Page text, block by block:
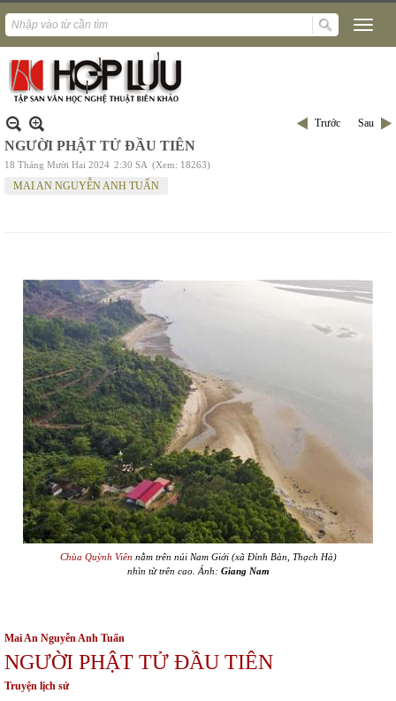
Trước Sau
NGƯỜI PHẬT TỬ ĐẦU TIÊN
18 Tháng Mười Hai 2024 2:30 SA (Xem: 18263)
MAI AN NGUYỄN ANH TUẤN
Chùa Quỳnh Viên nằm trên núi Nam Giới (xã Đỉnh Bàn, Thạch Hà)
nhìn từ trên cao. Ảnh: Giang Nam
Mai An Nguyễn Anh Tuấn
NGƯỜI PHẬT TỬ ĐẦU TIÊN
Truyện lịch sử